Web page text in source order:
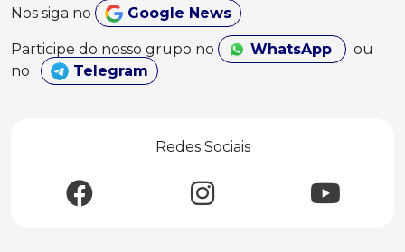
Nos siga no Google News
Participe do nosso grupo no WhatsApp
ou
no
Telegram
Redes Sociais